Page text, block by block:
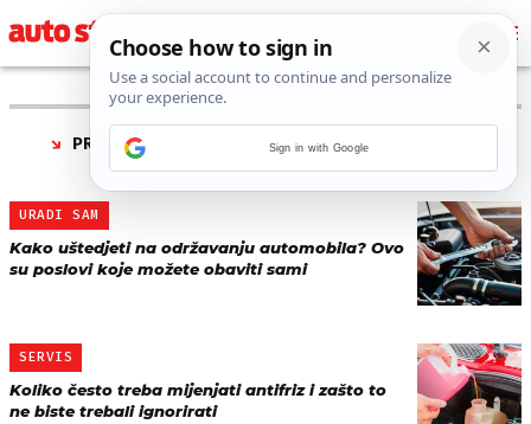
PRONAĐENO 7 REZULTATA ZA TAG “
AUTOMOBILA”
URADI SAM
Kako uštedjeti na održavanju automobila? Ovo
su poslovi koje možete obaviti sami
SERVIS
Koliko često treba mijenjati antifriz i zašto to
ne biste trebali ignorirati
Sign in with Google